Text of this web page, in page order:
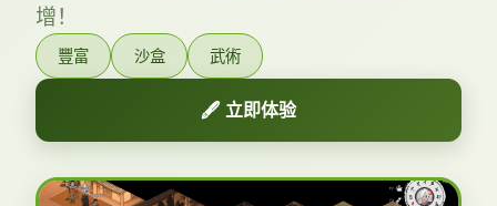
增！
豐富 沙盒 武術
🖋️ 立即体验